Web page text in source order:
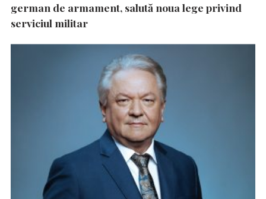
german de armament, salută noua lege privind
serviciul militar